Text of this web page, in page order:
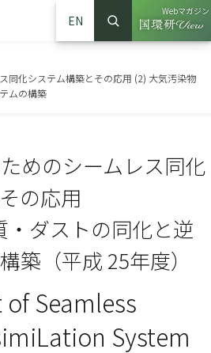
EN
サイト内検索
検索
Webマガジン
（別ウイ
同化システム構築とその応用 (2) 大気汚染物
ムの構築
めのシームレス同化
の応用
・ダストの同化と逆
築（平成 25年度）
Seamless
System